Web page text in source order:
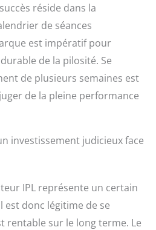
réside dans la
de séances
est impératif pour
de la pilosité. Se
de plusieurs semaines est
de la pleine performance
investissement judicieux face
IPL représente un certain
est donc légitime de se
rentable sur le long terme. Le